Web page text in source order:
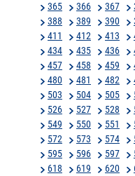
365
366 367
388
389 390
411
412 413
434
435 436
457
458 459
480
481 482
503
504 505
526
527 528
549
550 551
572
573 574
595
596 597
618
619 620